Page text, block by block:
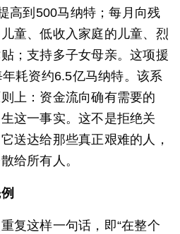
高到500马纳特；每月向残
童、低收入家庭的儿童、烈
；支持多子女母亲。这项援
耗资约6.5亿马纳特。该系
上：资金流向确有需要的
这一事实。这不是拒绝关
送达给那些真正艰难的人，
给所有人。
复这样一句话，即“在整个